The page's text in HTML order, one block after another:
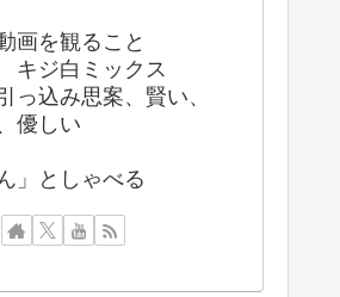
画を観ること
ジ白ミックス
っ込み思案、賢い、
優しい
」としゃべる